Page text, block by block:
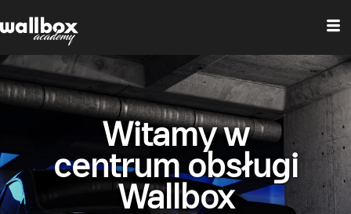
Witamy w
centrum obsługi
Wallbox